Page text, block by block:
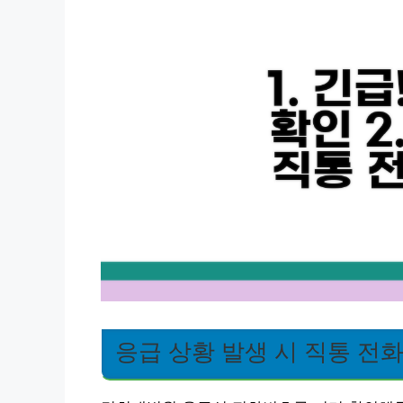
응급 상황 발생 시 직통 전